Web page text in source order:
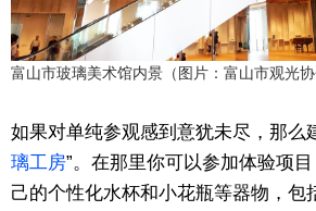
富山市玻璃美术馆内景（图片：富山市观光协
如果对单纯参观感到意犹未尽，那么
璃工房”。在那里你可以参加体验项
己的个性化水杯和小花瓶等器物，包